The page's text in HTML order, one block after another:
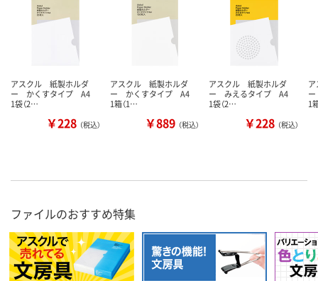
アスクル 紙製ホルダ
ー かくすタイプ A4
1袋（2…
￥228 （税込）
アスクル 紙製ホルダ
ー かくすタイプ A4
1箱（1…
￥889 （税込）
アスクル 紙製ホルダ
ー みえるタイプ A4
1袋（2…
￥228 （税込）
1
ファイルのおすすめ特集